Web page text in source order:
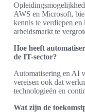
AWS en Microsoft,
kennis te verdiepen
arbeidsmarkt te
Hoe heeft
de IT-sector?
Automatisering en AI
vereisen ook dat
technologieën en
Wat zijn de